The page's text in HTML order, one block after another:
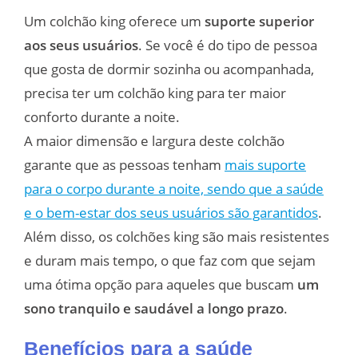
Um colchão king oferece um suporte superior
aos seus usuários. Se você é do tipo de pessoa
que gosta de dormir sozinha ou acompanhada,
precisa ter um colchão king para ter maior
conforto durante a noite.
A maior dimensão e largura deste colchão
garante que as pessoas tenham mais suporte
para o corpo durante a noite, sendo que a saúde
e o bem-estar dos seus usuários são garantidos.
Além disso, os colchões king são mais resistentes
e duram mais tempo, o que faz com que sejam
uma ótima opção para aqueles que buscam um
sono tranquilo e saudável a longo prazo.
Benefícios para a saúde